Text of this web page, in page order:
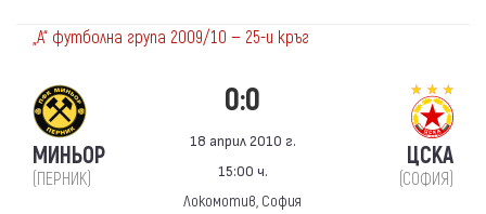
„А“ футболна група 2009/10 — 25-и кръг
МИНЬОР
(ПЕРНИК)
0:0
18 април 2010 г.
15:00 ч.
Локомотив, София
ЦСКА
(СОФИЯ)